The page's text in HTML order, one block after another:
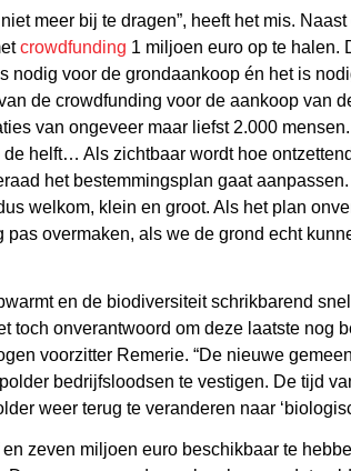
meer bij te dragen”, heeft het mis.
crowdfunding 1 miljoen euro op te halen.
nodig voor de grondaankoop én het is
de crowdfunding voor de aankoop van
van ongeveer maar liefst 2.000
helft… Als zichtbaar wordt hoe
het bestemmingsplan gaat
welkom, klein en groot. Als het plan
overmaken, als we de grond echt
en de biodiversiteit schrikbarend
toch onverantwoord om deze laatste nog
voorzitter Remerie. “De nieuwe
bedrijfsloodsen te vestigen. De tijd
weer terug te veranderen naar
zeven miljoen euro beschikbaar te